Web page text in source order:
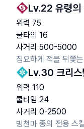
Lv.22 유령의
위력 75
쿨타임 16
사거리 500-5000
집요하게 적을 뒤쫓
Lv.30 크리
위력 110
쿨타임 24
사거리 0-2500
빙천마 종의 전용 스